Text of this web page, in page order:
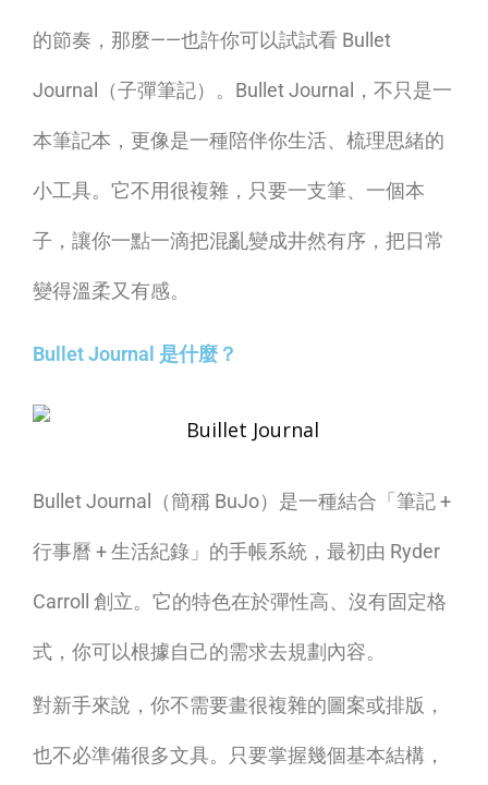
的節奏，那麼——也許你可以試試看 Bullet
Journal（子彈筆記）。Bullet Journal，不只是一
本筆記本，更像是一種陪伴你生活、梳理思緒的
小工具。它不用很複雜，只要一支筆、一個本
子，讓你一點一滴把混亂變成井然有序，把日常
變得溫柔又有感。
Bullet Journal 是什麼？
Bullet Journal（簡稱 BuJo）是一種結合「筆記 +
行事曆 + 生活紀錄」的手帳系統，最初由 Ryder
Carroll 創立。它的特色在於彈性高、沒有固定格
式，你可以根據自己的需求去規劃內容。
對新手來說，你不需要畫很複雜的圖案或排版，
也不必準備很多文具。只要掌握幾個基本結構，
Bullet
Journal？
｜
手
帳
新
手
輕
鬆
上
手
的
生